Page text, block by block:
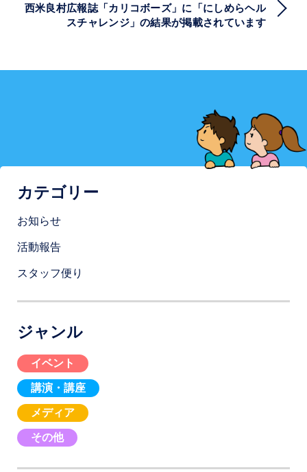
ョ
西米良村広報誌「カリコボーズ」に「にしめらヘル
スチャレンジ」の結果が掲載されています
カテゴリー
お知らせ
活動報告
スタッフ便り
ジャンル
イベント
講演・講座
メディア
その他